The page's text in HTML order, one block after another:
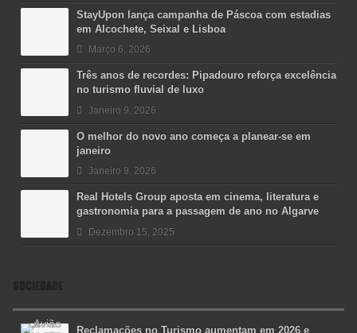
StayUpon lança campanha de Páscoa com estadias
em Alcochete, Seixal e Lisboa
Março 6, 2026
Três anos de recordes: Pipadouro reforça excelência
no turismo fluvial de luxo
Janeiro 9, 2026
O melhor do novo ano começa a planear-se em
janeiro
Janeiro 9, 2026
Real Hotels Group aposta em cinema, literatura e
gastronomia para a passagem de ano no Algarve
Dezembro 15, 2025
SOCIEDADE
Reclamações no Turismo aumentam em 2026 e